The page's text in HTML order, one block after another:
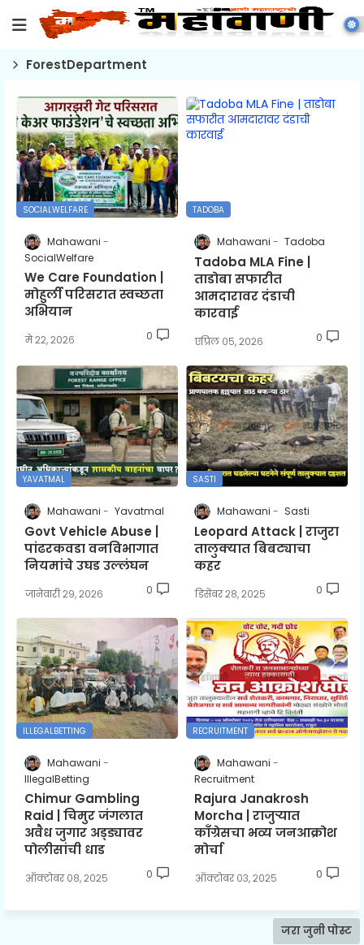
ForestDepartment
SOCIALWELFARE
Mahawani
SocialWelfare
We Care Foundation |
मोहुर्ली परिसरात स्वच्छता
अभियान
मे २२, २०२६ 0
TADOBA
Mahawani Tadoba
Tadoba MLA Fine |
ताडोबा सफारीत
आमदारावर दंडाची
कारवाई
एप्रिल ०५, २०२६ 0
YAVATMAL
Mahawani Yavatmal
Govt Vehicle Abuse |
पांढरकवडा वनविभागात
नियमांचे उघड उल्लंघन
जानेवारी २९, २०२६ 0
SASTI
Mahawani Sasti
Leopard Attack | राजुरा
तालुक्यात बिबट्याचा
कहर
डिसेंबर २८, २०२५ 0
ILLEGALBETTING
Mahawani
IllegalBetting
Chimur Gambling
Raid | चिमुर जंगलात
अवैध जुगार अड्ड्यावर
पोलीसांची धाड
ऑक्टोबर ०८, २०२५ 0
RECRUITMENT
Mahawani
Recruitment
Rajura Janakrosh
Morcha | राजुऱ्यात
काँग्रेसचा भव्य जनआक्रोश
मोर्चा
ऑक्टोबर ०३, २०२५ 0
जरा जुनी पोस्ट